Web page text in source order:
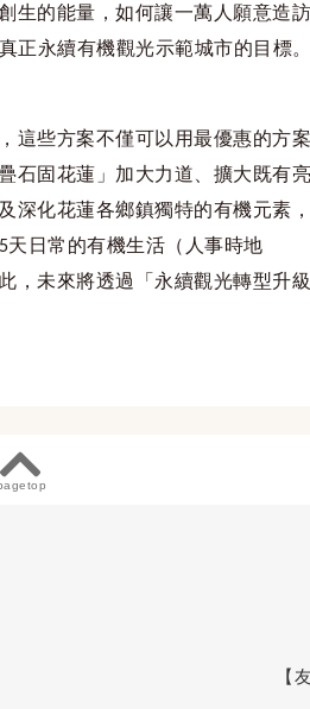
生的能量，如何讓一萬人願意造訪
正永續有機觀光示範城市的目標。
這些方案不僅可以用最優惠的方案
疊石固花蓮」 加大力道、擴大既有亮
深化花蓮各鄉鎮獨特的有機元素，
天日常的有機生活（人事時地
，未來將透過
「永續觀光轉型升級
【